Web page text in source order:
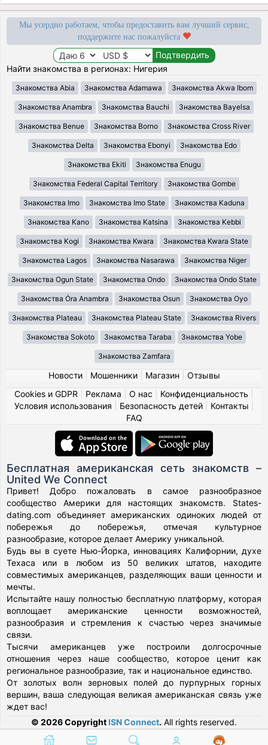
Мы усердно работаем, чтобы предоставить вам лучший сервис,
поддержите нас пожалуйста
Найти знакомства в регионах: Нигерия
Знакомства Abia Знакомства Adamawa Знакомства Akwa Ibom
Знакомства Anambra Знакомства Bauchi Знакомства Bayelsa
Знакомства Benue Знакомства Borno Знакомства Cross River
Знакомства Delta Знакомства Ebonyi Знакомства Edo
Знакомства Ekiti Знакомства Enugu
Знакомства Federal Capital Territory Знакомства Gombe
Знакомства Imo Знакомства Imo State Знакомства Kaduna
Знакомства Kano Знакомства Katsina Знакомства Kebbi
Знакомства Kogi Знакомства Kwara Знакомства Kwara State
Знакомства Lagos Знакомства Nasarawa Знакомства Niger
Знакомства Ogun State Знакомства Ondo Знакомства Ondo State
Знакомства Ȯra Anambra Знакомства Osun Знакомства Oyo
Знакомства Plateau Знакомства Plateau State Знакомства Rivers
Знакомства Sokoto Знакомства Taraba Знакомства Yobe
Знакомства Zamfara
Новости| Мошенники| Магазин
Отзывы
Cookies и GDPR
Реклама О нас Конфиденциальность
Условия использования
Безопасность детей| Контакты
FAQ
Бесплатная американская сеть знакомств –
United We Connect
Привет! Добро пожаловать в самое разнообразное
сообщество Америки для настоящих знакомств. States-
dating.com объединяет американских одиноких людей от
побережья до побережья, отмечая культурное
разнообразие, которое делает Америку уникальной.
Будь вы в суете Нью-Йорка, инновациях Калифорнии, духе
Техаса или в любом из 50 великих штатов, находите
совместимых американцев, разделяющих ваши ценности и
мечты.
Испытайте нашу полностью бесплатную платформу, которая
воплощает американские ценности возможностей,
разнообразия и стремления к счастью через значимые
связи.
Тысячи американцев уже построили долгосрочные
отношения через наше сообщество, которое ценит как
региональное разнообразие, так и национальное единство.
От золотых волн зерновых полей до пурпурных горных
вершин, ваша следующая великая американская связь уже
ждет вас!
© 2026 Copyright ISN Connect. All rights reserved.